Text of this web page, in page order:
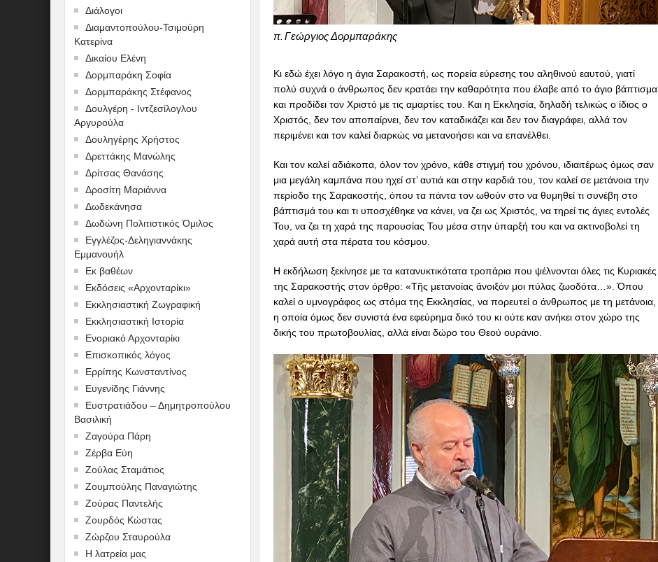
Διάλογοι
Διαμαντοπούλου-Τσιμούρη
Κατερίνα
Δικαίου Ελένη
Δορμπαράκη Σοφία
Δορμπαράκης Στέφανος
Δουλγέρη - Ιντζεσίλογλου
Αργυρούλα
Δουληγέρης Χρήστος
Δρεττάκης Μανώλης
Δρίτσας Θανάσης
Δροσίτη Μαριάννα
Δωδεκάνησα
Δωδώνη Πολιτιστικός Όμιλος
Εγγλέζος-Δεληγιαννάκης
Εμμανουήλ
Εκ βαθέων
Εκδόσεις «Αρχονταρίκι»
Εκκλησιαστική Ζωγραφική
Εκκλησιαστική Ιστορία
Ενοριακό Αρχονταρίκι
Επισκοπικός λόγος
Ερρίπης Κωνσταντίνος
Ευγενίδης Γιάννης
Ευστρατιάδου – Δημητροπούλου
Βασιλική
Ζαγούρα Πάρη
Ζέρβα Εύη
Ζούλας Σταμάτιος
Ζουμπούλης Παναγιώτης
Ζούρας Παντελής
Ζουρδός Κώστας
Ζώρζου Σταυρούλα
Η λατρεία μας
π. Γεώργιος Δορμπαράκης
Κι εδώ έχει λόγο η άγια Σαρακοστή, ως πορεία εύρεσης του αληθινού εαυτού, γιατί
πολύ συχνά ο άνθρωπος δεν κρατάει την καθαρότητα που έλαβε από το άγιο βάπτισμα
και προδίδει τον Χριστό με τις αμαρτίες του. Και η Εκκλησία, δηλαδή τελικώς ο ίδιος ο
Χριστός, δεν τον αποπαίρνει, δεν τον καταδικάζει και δεν τον διαγράφει, αλλά τον
περιμένει και τον καλεί διαρκώς να μετανοήσει και να επανέλθει.
Και τον καλεί αδιάκοπα, όλον τον χρόνο, κάθε στιγμή του χρόνου, ιδιαιτέρως όμως σαν
μια μεγάλη καμπάνα που ηχεί στ’ αυτιά και στην καρδιά του, τον καλεί σε μετάνοια την
περίοδο της Σαρακοστής, όπου τα πάντα τον ωθούν στο να θυμηθεί τι συνέβη στο
βάπτισμά του και τι υποσχέθηκε να κάνει, να ζει ως Χριστός, να τηρεί τις άγιες εντολές
Του, να ζει τη χαρά της παρουσίας Του μέσα στην ύπαρξή του και να ακτινοβολεί τη
χαρά αυτή στα πέρατα του κόσμου.
Η εκδήλωση ξεκίνησε με τα κατανυκτικότατα τροπάρια που ψέλνονται όλες τις Κυριακές
της Σαρακοστής στον όρθρο: «Τῆς μετανοίας ἄνοιξόν μοι πύλας ζωοδότα…». Όπου
καλεί ο υμνογράφος ως στόμα της Εκκλησίας, να πορευτεί ο άνθρωπος με τη μετάνοια,
η οποία όμως δεν συνιστά ένα εφεύρημα δικό του κι ούτε καν ανήκει στον χώρο της
δικής του πρωτοβουλίας, αλλά είναι δώρο του Θεού ουράνιο.